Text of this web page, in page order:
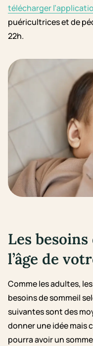
télécharger
puéricultrices et de
22h.
Les
l’âge de
Comme les adultes,
besoins de sommeil
suivantes sont des
donner une idée mais
pourra avoir un